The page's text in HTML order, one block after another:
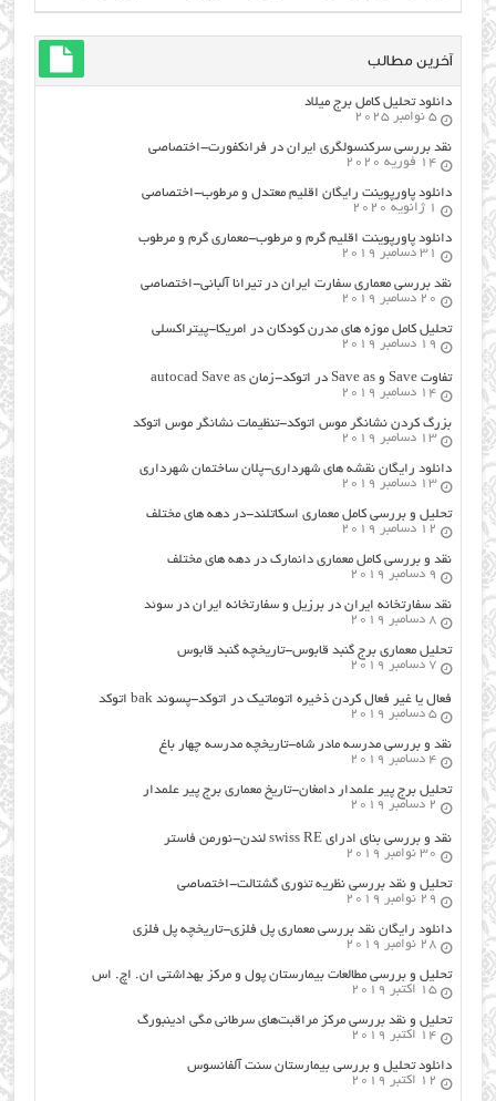
آخرین مطالب
دانلود تحلیل کامل برج میلاد
5 نوامبر 2025
نقد بررسی سرکنسولگری ایران در فرانکفورت-اختصاصی
14 فوریه 2020
دانلود پاورپوینت رایگان اقلیم معتدل و مرطوب-اختصاصی
1 ژانویه 2020
دانلود پاورپوینت اقلیم گرم و مرطوب-معماری گرم و مرطوب
31 دسامبر 2019
نقد بررسی معماری سفارت ایران در تیرانا آلبانی-اختصاصی
20 دسامبر 2019
تحلیل کامل موزه های مدرن کودکان در امریکا-پیتراکسلی
19 دسامبر 2019
تفاوت Save و Save as در اتوکد-زمان autocad Save as
14 دسامبر 2019
بزرگ کردن نشانگر موس اتوکد-تنظیمات نشانگر موس اتوکد
13 دسامبر 2019
دانلود رایگان نقشه های شهرداری-پلان ساختمان شهرداری
13 دسامبر 2019
تحلیل و بررسی کامل معماری اسکاتلند-در دهه های مختلف
12 دسامبر 2019
نقد و بررسی کامل معماری دانمارک در دهه های مختلف
9 دسامبر 2019
نقد سفارتخانه ایران در برزیل و سفارتخانه ایران در سوئد
8 دسامبر 2019
تحلیل معماری برج گنبد قابوس-تاریخچه گنبد قابوس
7 دسامبر 2019
فعال یا غیر فعال کردن ذخیره اتوماتیک در اتوکد-پسوند bak اتوکد
5 دسامبر 2019
نقد و بررسی مدرسه مادر شاه-تاریخچه مدرسه چهار باغ
4 دسامبر 2019
تحلیل برج پیر علمدار دامغان-تاریخ معماری برج پیر علمدار
2 دسامبر 2019
نقد و بررسی بنای ادرای swiss RE لندن-نورمن فاستر
30 نوامبر 2019
تحلیل و نقد بررسی نظریه تئوری گشتالت-اختصاصی
29 نوامبر 2019
دانلود رایگان نقد بررسی معماری پل فلزی-تاریخچه پل فلزی
28 نوامبر 2019
تحلیل و بررسی مطالعات بیمارستان پول و مرکز بهداشتی ان. اچ. اس
15 اکتبر 2019
تحلیل و نقد بررسی مرکز مراقبت‌های سرطانی مگی ادینبورگ
14 اکتبر 2019
دانلود تحلیل و بررسی بیمارستان سنت آلفانسوس
12 اکتبر 2019